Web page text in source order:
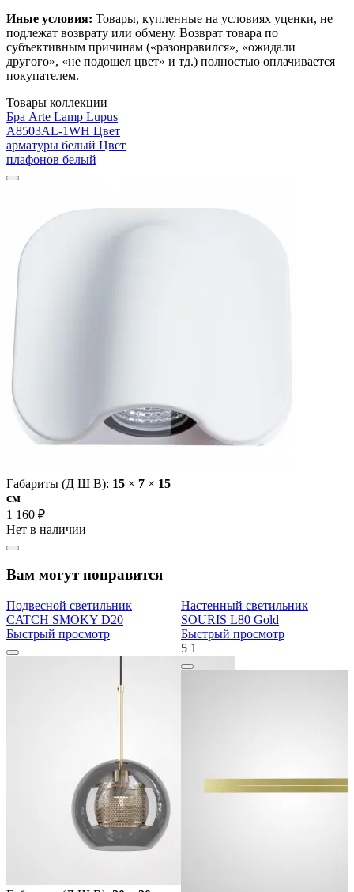
Иные условия: Товары, купленные на условиях уценки, не
подлежат возврату или обмену. Возврат товара по
субъективным причинам («разонравился», «ожидали
другого», «не подошел цвет» и тд.) полностью оплачивается
покупателем.
Товары коллекции
Бра Arte Lamp Lupus
A8503AL-1WH Цвет
арматуры белый Цвет
плафонов белый
Габариты (Д Ш В): 15 × 7 × 15
cм
1 160 ₽
Нет в наличии
Вам могут понравится
Подвесной светильник
CATCH SMOKY D20
Быстрый просмотр
Настенный светильник
SOURIS L80 Gold
Быстрый просмотр
5 1